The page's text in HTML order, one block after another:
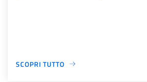
SCOPRI TUTTO